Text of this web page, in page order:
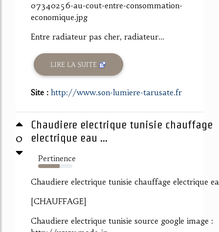
07340256-au-cout-entre-consommation-
economique.jpg
Entre radiateur pas cher, radiateur...
LIRE LA SUITE
Site : http://www.son-lumiere-tarusate.fr
0
Chaudiere electrique tunisie chauffage
electrique eau ...
Pertinence
63%
Chaudiere electrique tunisie chauffage electrique
[CHAUFFAGE]
Chaudiere electrique tunisie source google image :